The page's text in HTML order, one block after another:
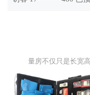
访客 16******047 已预
访客 13******595 已预
访客 15******979 已
访客 13******615 已
访客 13******622 已预
访客 15******258 已
量房不仅只是长宽